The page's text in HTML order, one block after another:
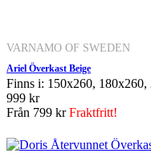
VARNAMO OF SWEDEN
Ariel Överkast Beige
Finns i: 150x260, 180x260,
999 kr
Från 799 krFraktfritt!